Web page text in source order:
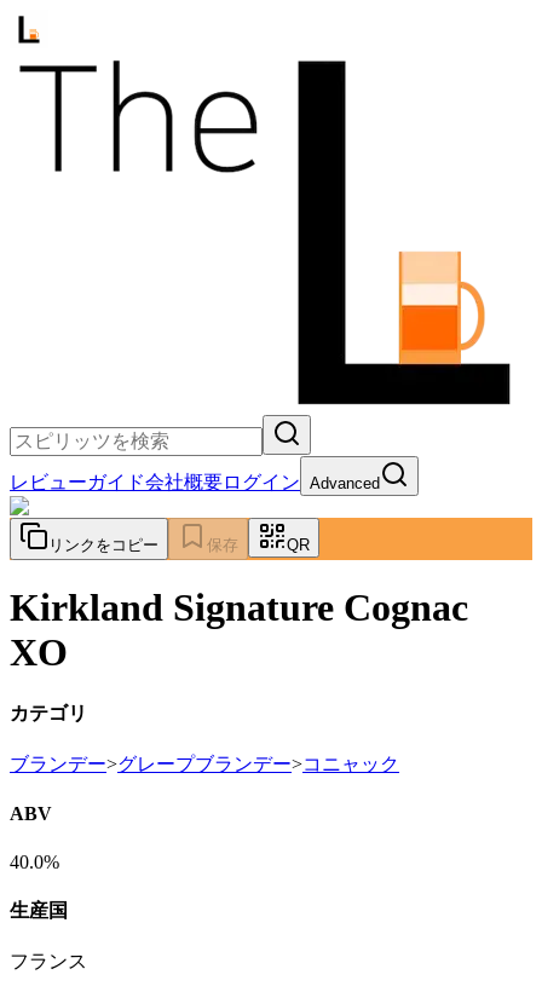
レビューガイド会社概要ログイン Advanced
リンクをコピー 保存 QR
Kirkland Signature Cognac
XO
カテゴリ
ブランデー>グレープブランデー>コニャック
ABV
40.0%
生産国
フランス